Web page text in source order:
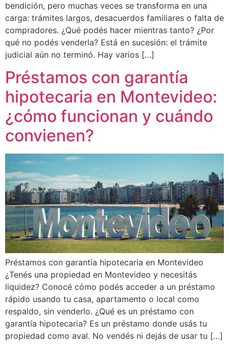
bendición, pero muchas veces se transforma en una
carga: trámites largos, desacuerdos familiares o falta de
compradores. ¿Qué podés hacer mientras tanto? ¿Por
qué no podés venderla? Está en sucesión: el trámite
judicial aún no terminó. Hay varios […]
Préstamos con garantía
hipotecaria en Montevideo:
¿cómo funcionan y cuándo
convienen?
Préstamos con garantía hipotecaria en Montevideo
¿Tenés una propiedad en Montevideo y necesitás
liquidez? Conocé cómo podés acceder a un préstamo
rápido usando tu casa, apartamento o local como
respaldo, sin venderlo. ¿Qué es un préstamo con
garantía hipotecaria? Es un préstamo donde usás tu
propiedad como aval. No vendés ni dejás de usar tu […]